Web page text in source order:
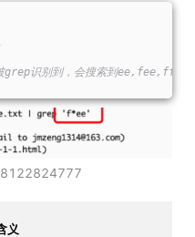
grep识别到，会搜索到ee,fee,ffee
义